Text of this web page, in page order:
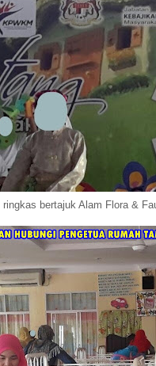
ringkas bertajuk Alam Flora &